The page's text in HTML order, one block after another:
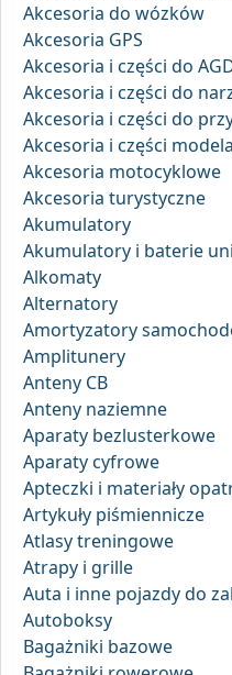
Akcesoria do wózków
Akcesoria GPS
Akcesoria i części do
Akcesoria i części do
Akcesoria i części do
Akcesoria i części
Akcesoria motocyklowe
Akcesoria turystyczne
Akumulatory
Akumulatory i baterie
Alkomaty
Alternatory
Amortyzatory
Amplitunery
Anteny CB
Anteny naziemne
Aparaty bezlusterkowe
Aparaty cyfrowe
Apteczki i materiały
Artykuły piśmiennicze
Atlasy treningowe
Atrapy i grille
Auta i inne pojazdy do
Autoboksy
Bagażniki bazowe